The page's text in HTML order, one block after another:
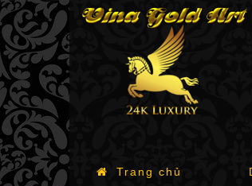
Trang chủ